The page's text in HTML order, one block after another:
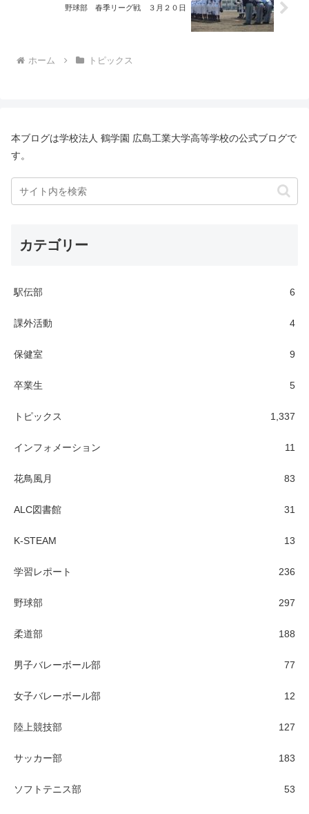
野球部 春季リーグ戦 ３月２０日
ホーム トピックス
本ブログは学校法人 鶴学園 広島工業大学高等学校の公式ブログで
す。
カテゴリー
駅伝部 6
課外活動 4
保健室 9
卒業生 5
トピックス 1,337
インフォメーション 11
花鳥風月 83
ALC図書館 31
K-STEAM 13
学習レポート 236
野球部 297
柔道部 188
男子バレーボール部 77
女子バレーボール部 12
陸上競技部 127
サッカー部 183
ソフトテニス部 53